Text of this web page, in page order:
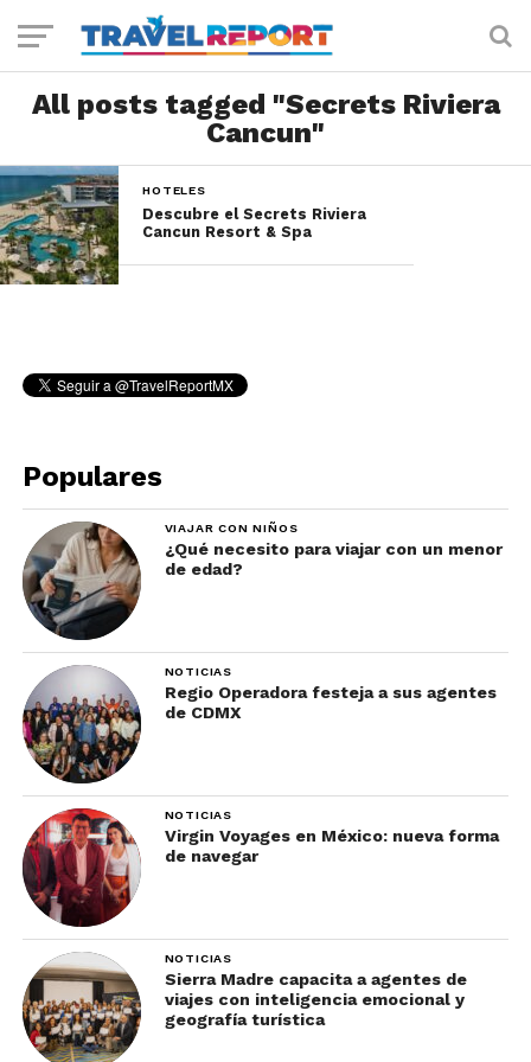
All posts tagged "Secrets Riviera
Cancun"
HOTELES
Descubre el Secrets Riviera
Cancun Resort & Spa
Populares
VIAJAR CON NIÑOS
¿Qué necesito para viajar con un menor
de edad?
NOTICIAS
Regio Operadora festeja a sus agentes
de CDMX
NOTICIAS
Virgin Voyages en México: nueva forma
de navegar
NOTICIAS
Sierra Madre capacita a agentes de
viajes con inteligencia emocional y
geografía turística